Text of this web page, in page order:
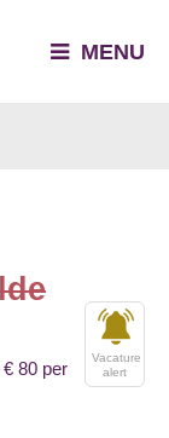
MENU
Vacature
alert
80 per